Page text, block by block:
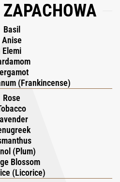
przez perfumiarkę Cécile
sercem złożonym z nut
z kadzidłem i
wanilia, fasolka tonka i
smoła brzozowa, wetiweria i oud
Opus XIV Royal
kreacja, wykraczająca
luksusowemu i zmysłowemu
Basil
Anise
Elemi
(Frankincense)
Rose
(Plum)
Blossom
(Licorice)